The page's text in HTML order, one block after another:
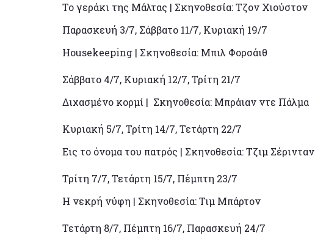
Το γεράκι της Μάλτας | Σκηνοθεσία: Τζον Χιούστον
Παρασκευή 3/7, Σάββατο 11/7, Κυριακή 19/7
Housekeeping | Σκηνοθεσία: Μπιλ Φορσάιθ
Σάββατο 4/7, Κυριακή 12/7, Τρίτη 21/7
Διχασμένο κορμί | Σκηνοθεσία: Μπράιαν ντε Πάλμα
Κυριακή 5/7, Τρίτη 14/7, Τετάρτη 22/7
Εις το όνομα του πατρός | Σκηνοθεσία: Τζιμ Σέρινταν
Τρίτη 7/7, Τετάρτη 15/7, Πέμπτη 23/7
Η νεκρή νύφη | Σκηνοθεσία: Τιμ Μπάρτον
Τετάρτη 8/7, Πέμπτη 16/7, Παρασκευή 24/7